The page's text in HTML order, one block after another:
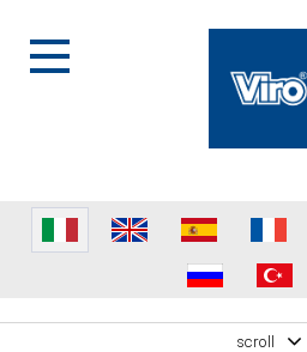
scroll